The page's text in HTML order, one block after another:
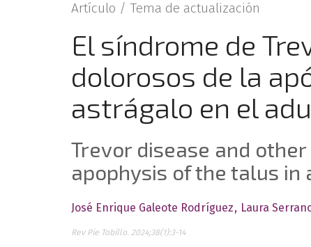
Artículo / Tema de actualización
El síndrome de
dolorosos de la
astrágalo en el
Trevor disease and
apophysis of the talus in
José Enrique Galeote Rodríguez Laura
Rev Pie Tobillo. 2024;38(1):3-14